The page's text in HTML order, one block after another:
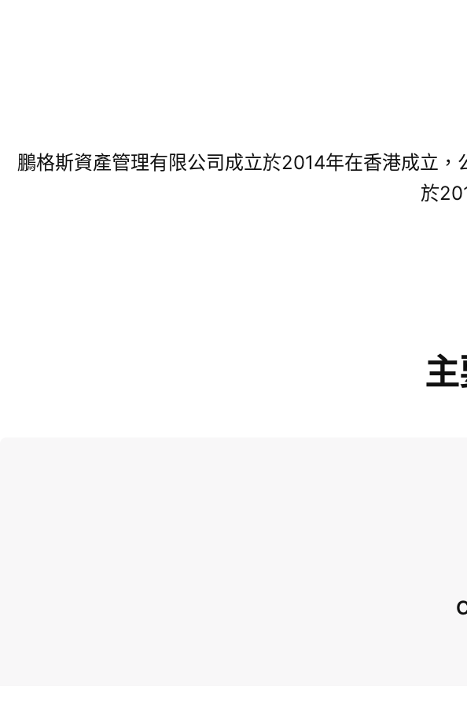
鵬格斯資產管理有限公司成立於2014年在香港成立
於